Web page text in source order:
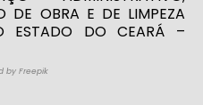
DE OBRA E DE LIMPEZA
ESTADO DO CEARÁ –
by Freepik